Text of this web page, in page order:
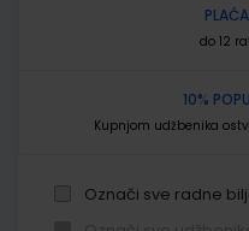
do 12
10%
Kupnjom udžbenika
Označi sve radne